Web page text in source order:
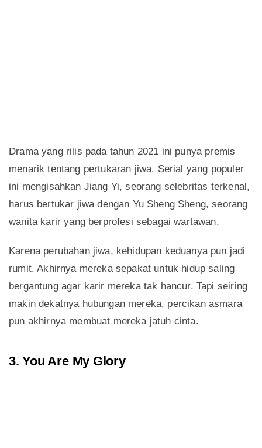
Drama yang rilis pada tahun 2021 ini punya premis
menarik tentang pertukaran jiwa. Serial yang populer
ini mengisahkan Jiang Yi, seorang selebritas terkenal,
harus bertukar jiwa dengan Yu Sheng Sheng, seorang
wanita karir yang berprofesi sebagai wartawan.
Karena perubahan jiwa, kehidupan keduanya pun jadi
rumit. Akhirnya mereka sepakat untuk hidup saling
bergantung agar karir mereka tak hancur. Tapi seiring
makin dekatnya hubungan mereka, percikan asmara
pun akhirnya membuat mereka jatuh cinta.
3. You Are My Glory